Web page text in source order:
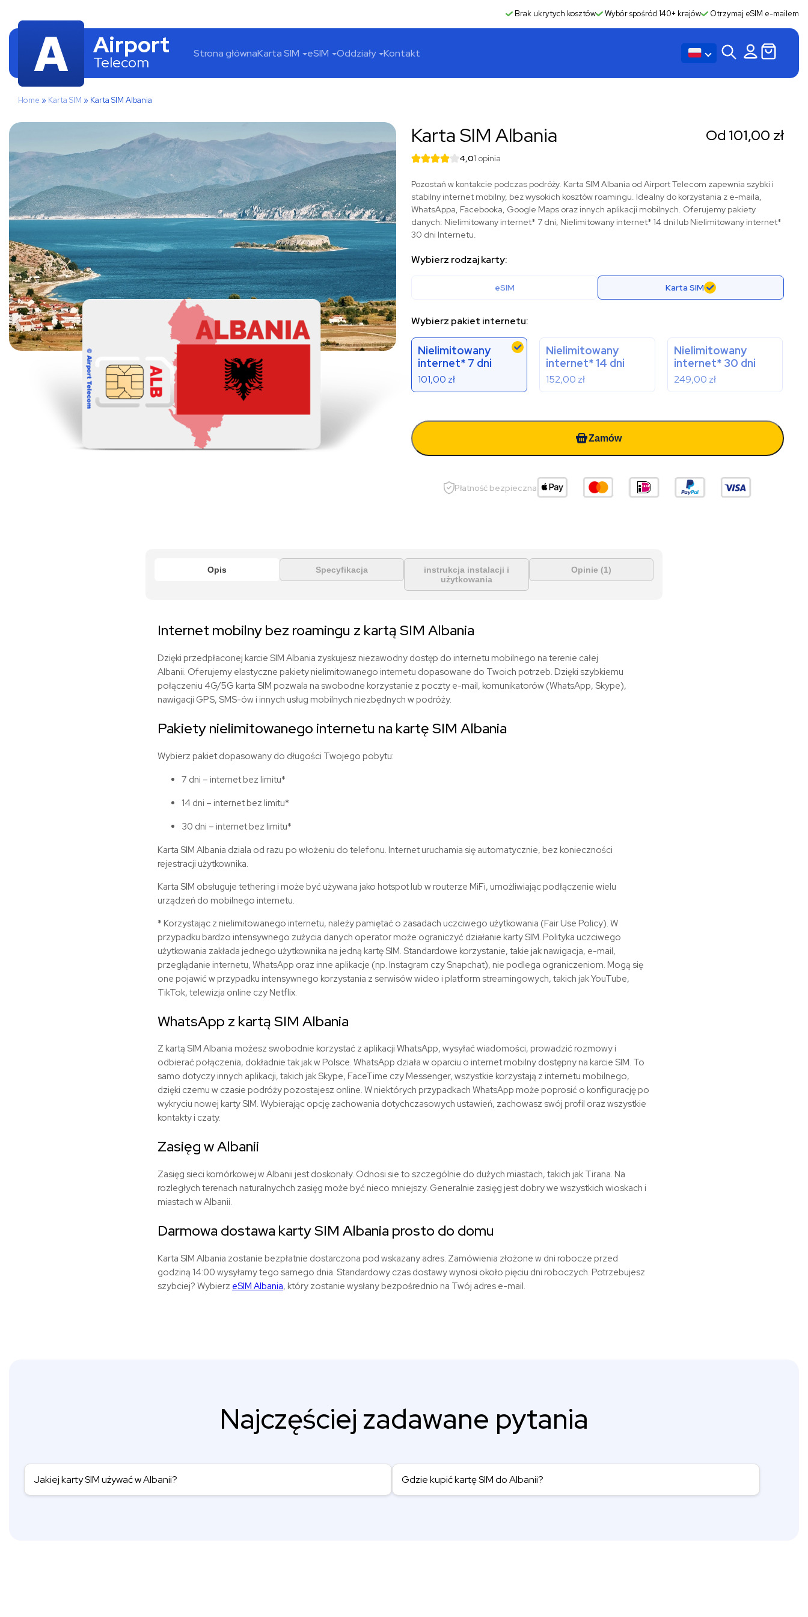
Brak ukrytych kosztów Wybór spośród 140+ krajów Otrzymaj eSIM e-mailem
Airport
Telecom Strona głównaKarta SIM eSIM Oddziały Kontakt
Home » Karta SIM » Karta SIM Albania
Karta SIM Albania Od 101,00 zł
4,01 opinia
Pozostań w kontakcie podczas podróży. Karta SIM Albania od Airport Telecom zapewnia szybki i
stabilny internet mobilny, bez wysokich kosztów roamingu. Idealny do korzystania z e-maila,
WhatsAppa, Facebooka, Google Maps oraz innych aplikacji mobilnych. Oferujemy pakiety
danych: Nielimitowany internet* 7 dni, Nielimitowany internet* 14 dni lub Nielimitowany internet*
30 dni Internetu.
Wybierz rodzaj karty:
eSIM Karta SIM
Wybierz pakiet internetu:
Nielimitowany
internet* 7 dni
101,00 zł
Nielimitowany
internet* 14 dni
152,00 zł
Nielimitowany
internet* 30 dni
249,00 zł
Zamów
Płatność bezpieczna
Opis Specyfikacja
instrukcja instalacji i
użytkowania
Opinie (1)
Internet mobilny bez roamingu z kartąSIM Albania
Dzięki przedpłaconej karcie SIM Albania zyskujesz niezawodny dostęp do internetu mobilnego na terenie całej
Albanii. Oferujemy elastyczne pakiety nielimitowanego internetu dopasowane do Twoich potrzeb. Dzięki szybkiemu
połączeniu 4G/5G karta SIM pozwala na swobodne korzystanie z poczty e-mail, komunikatorów (WhatsApp, Skype),
nawigacji GPS, SMS-ów i innych usług mobilnych niezbędnych w podróży.
Pakiety nielimitowanego internetu na kartę SIM Albania
Wybierz pakiet dopasowany do długości Twojego pobytu:
7 dni – internet bez limitu*
14 dni – internet bez limitu*
30 dni – internet bez limitu*
Karta SIM Albania dziala od razu po włożeniu do telefonu. Internet uruchamia się automatycznie, bez konieczności
rejestracji użytkownika.
Karta SIM obsługuje tethering i może być używana jako hotspot lub w routerze MiFi, umożliwiając podłączenie wielu
urządzeń do mobilnego internetu.
* Korzystając z nielimitowanego internetu, należy pamiętać o zasadach uczciwego użytkowania (Fair Use Policy). W
przypadku bardzo intensywnego zużycia danych operator może ograniczyć działanie karty SIM. Polityka uczciwego
użytkowania zakłada jednego użytkownika na jedną kartę SIM. Standardowe korzystanie, takie jak nawigacja, e-mail,
przeglądanie internetu, WhatsApp oraz inne aplikacje (np. Instagram czy Snapchat), nie podlega ograniczeniom. Mogą się
one pojawić w przypadku intensywnego korzystania z serwisów wideo i platform streamingowych, takich jak YouTube,
TikTok, telewizja online czy Netflix.
WhatsApp z kartą SIM Albania
Z kartą SIM Albania możesz swobodnie korzystać z aplikacji WhatsApp, wysyłać wiadomości, prowadzić rozmowy i
odbierać połączenia, dokładnie tak jak w Polsce. WhatsApp działa w oparciu o internet mobilny dostępny na karcie SIM. To
samo dotyczy innych aplikacji, takich jak Skype, FaceTime czy Messenger, wszystkie korzystają z internetu mobilnego,
dzięki czemu w czasie podróży pozostajesz online. W niektórych przypadkach WhatsApp może poprosić o konfigurację po
wykryciu nowej karty SIM. Wybierając opcję zachowania dotychczasowych ustawień, zachowasz swój profil oraz wszystkie
kontakty i czaty.
Zasięg w Albanii
Zasięg sieci komórkowej w Albanii jest doskonały. Odnosi sie to szczególnie do dużych miastach, takich jak Tirana. Na
rozległych terenach naturalnychch zasięg może być nieco mniejszy. Generalnie zasięg jest dobry we wszystkich wioskach i
miastach w Albanii.
Darmowa dostawa karty SIM Albania prosto do domu
Karta SIM Albania zostanie bezpłatnie dostarczona pod wskazany adres. Zamówienia złożone w dni robocze przed
godziną 14:00 wysyłamy tego samego dnia. Standardowy czas dostawy wynosi około pięciu dni roboczych. Potrzebujesz
szybciej? Wybierz eSIM Albania, który zostanie wysłany bezpośrednio na Twój adres e-mail.
Najczęściej zadawane pytania
Jakiej karty SIM używać w Albanii? Gdzie kupić kartę SIM do Albanii?